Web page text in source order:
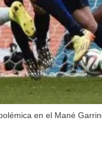
en el Mané